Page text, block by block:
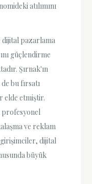
atılımını
dijital pazarlama
güçlendirme
Şırnak'ın
bu fırsatı
elde etmiştir.
profesyonel
ve reklam
dijital
büyük